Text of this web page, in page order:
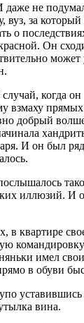
даже не
вуз, за
о
Он
может
когда он
взмаху
добрый
И он был
иллюзий. И
в квартире
имел
в обуви
вина.